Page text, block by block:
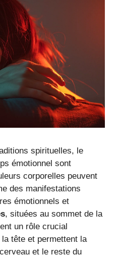
spirituelles, le
émotionnel sont
corporelles peuvent
des manifestations
émotionnels et
, situées au sommet de la
un rôle crucial
la tête et permettent la
et le reste du